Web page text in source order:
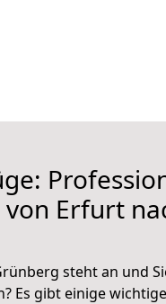
Erfurt
steht an und
Es gibt einige